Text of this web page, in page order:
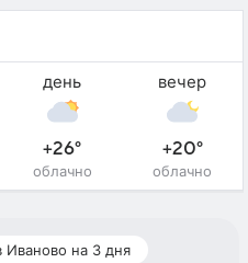
день
+26°
облачно
вечер
+20°
облачно
Иваново на 3 дня